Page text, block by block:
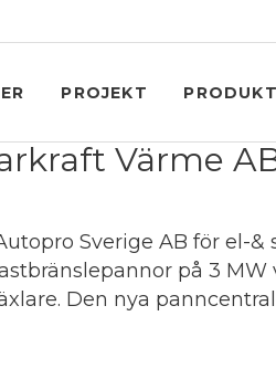
PROJEKT
Värme
Sverige AB för el-
på 3
Den nya